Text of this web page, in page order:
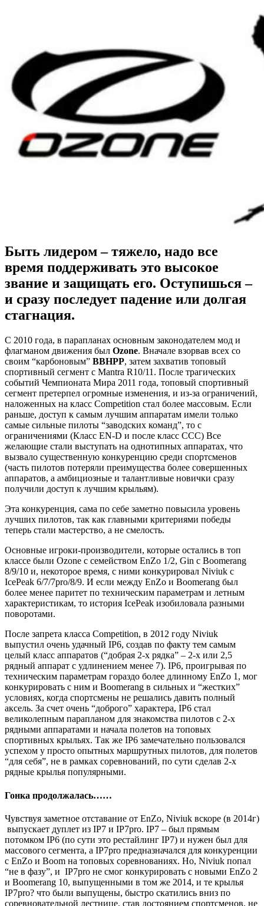
Быть лидером – тяжело, надо все
время поддерживать это высокое
звание и защищать его. Оступишься –
и сразу последует падение или долгая
стагнация.
С 2010 года, в парапланах основным законодателем мод и
флагманом движения был Ozone. Вначале взорвав всех со
своим “карбоновым” BBHPP, затем захватив топовый
спортивный сегмент с Mantra R10/11. После трагических
событий Чемпионата Мира 2011 года, топовый спортивный
сегмент претерпел огромные изменения, и из-за ограничений,
наложенных на класс Competition стал более массовым. Если
раньше, доступ к самым лучшим аппаратам имели только
самые сильные пилоты “заводских команд”, то с
ограничениями (Класс EN-D и после класс CCC) Все
желающие стали выступать на однотипных аппаратах, что
вызвало существенную конкуренцию среди спортсменов
(часть пилотов потеряли преимущества более совершенных
аппаратов, а амбициозные и талантливые новички сразу
получили доступ к лучшим крыльям).
Эта конкуренция, сама по себе заметно повысила уровень
лучших пилотов, так как главными критериями победы
теперь стали мастерство, а не смелость.
Основные игроки-производители, которые остались в топ
классе были Ozone с семейством EnZo 1/2, Gin с Boomerang
8/9/10 и, некоторое время, с ними конкурировал Niviuk с
IcePeak 6/7/7pro/8/9. И если между EnZo и Boomerang был
более менее паритет по техническим параметрам и летным
характеристикам, то история IcePeak изобиловала разными
поворотами.
После запрета класса Competition, в 2012 году Niviuk
выпустил очень удачный IP6, создав по факту тем самым
целый класс аппаратов (“добрая 2-х рядка” – 2-х или 2,5
рядный аппарат с удлинением менее 7). IP6, проигрывая по
техническим параметрам гораздо более длинному EnZo 1, мог
конкурировать с ним и Boomerang в сильных и “жестких”
условиях, когда спортсмены не решались давить полный
аксель. За счет очень “доброго” характера, IP6 стал
великолепным парапланом для знакомства пилотов с 2-х
рядными аппаратами и начала полетов на топовых
спортивных крыльях. Так же IP6 замечательно пользовался
успехом у просто опытных маршрутных пилотов, для полетов
“для себя”, не в рамках соревнований, по сути сделав 2-х
рядные крылья популярными.
Гонка продолжалась……
Чувствуя заметное отставание от EnZo, Niviuk вскоре (в 2014г)
выпускает дуплет из IP7 и IP7pro. IP7 – был прямым
потомком IP6 (по сути это рестайлинг IP7) и нужен был для
массового сегмента, а IP7pro предназначался для конкуренции
с EnZo и Boom на топовых соревнованиях. Но, Niviuk попал
“не в фазу”, и IP7pro не смог конкурировать с новыми EnZo 2
и Boomerang 10, выпущенными в том же 2014, и те крылья
IP7pro? что были выпущены, быстро скатились вниз по
соревновательной лестнице, став достоянием спортсменов, не